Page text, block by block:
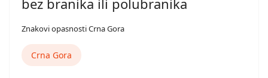
Znakovi opasnosti Crna Gora
Crna Gora